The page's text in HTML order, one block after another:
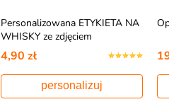
Personalizowana ETYKIETA NA
WHISKY ze zdjęciem
4,90 zł
personalizuj